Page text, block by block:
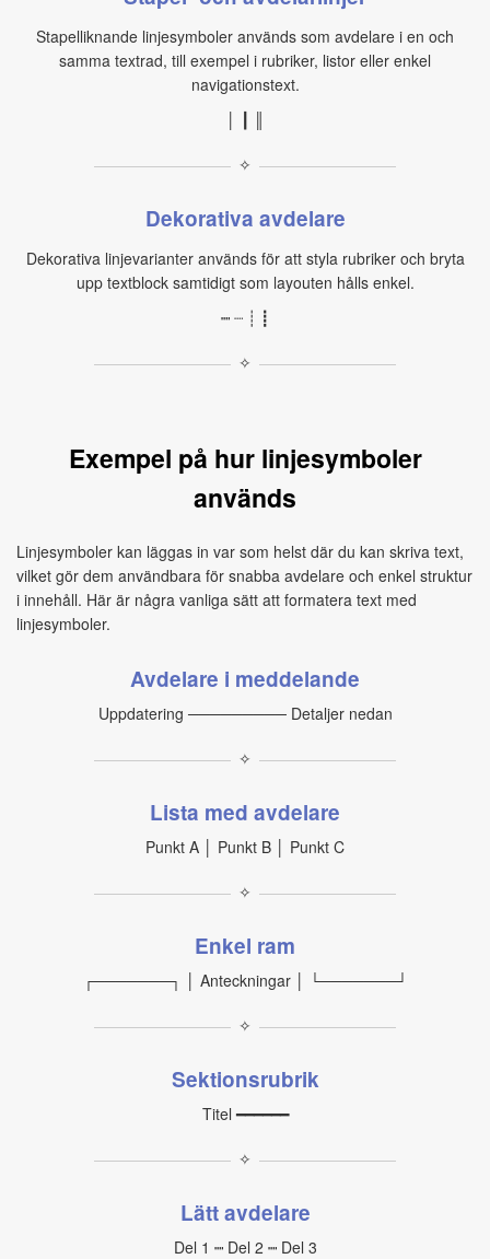
Stapelliknande linjesymboler används som avdelare i en och
samma textrad, till exempel i rubriker, listor eller enkel
navigationstext.
✧
Dekorativa avdelare
Dekorativa linjevarianter används för att styla rubriker och bryta
upp textblock samtidigt som layouten hålls enkel.
┉ ┈ ┊ ┋
✧
Exempel på hur linjesymboler
används
Linjesymboler kan läggas in var som helst där du kan skriva text,
vilket gör dem användbara för snabba avdelare och enkel struktur
i innehåll. Här är några vanliga sätt att formatera text med
linjesymboler.
Avdelare i meddelande
Uppdatering ───────── Detaljer nedan
✧
Lista med avdelare
Punkt A │ Punkt B │ Punkt C
✧
Enkel ram
┌───────┐ │ Anteckningar │ └───────┘
✧
Sektionsrubrik
Titel ━━━━━━
✧
Lätt avdelare
Del 1 ┉ Del 2 ┉ Del 3